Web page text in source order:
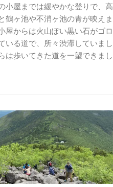
小屋までは緩やかな登りで、高
鶴ヶ池や不消ヶ池の青が映えま
屋からは火山ぽい黒い石がゴロ
いる道で、所々渋滞していまし
は歩いてきた道を一望できまし